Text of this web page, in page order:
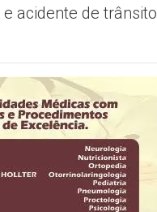
acidente de trânsito